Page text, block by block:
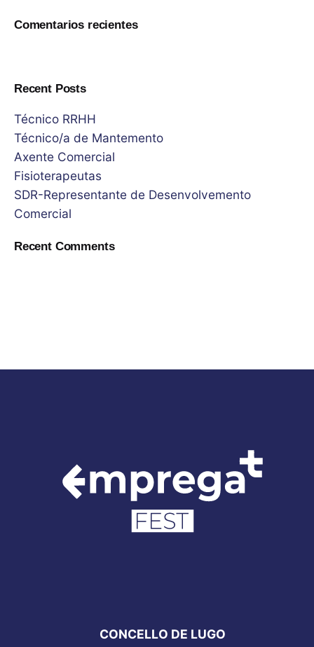
Comentarios recientes
Recent Posts
Técnico RRHH
Técnico/a de Mantemento
Axente Comercial
Fisioterapeutas
SDR-Representante de Desenvolvemento
Comercial
Recent Comments
CONCELLO DE LUGO